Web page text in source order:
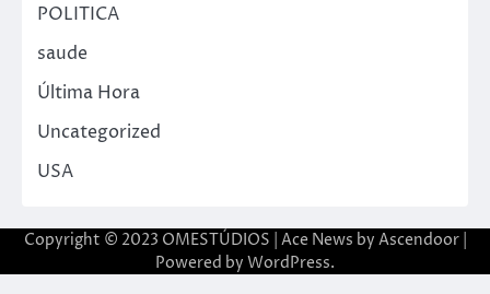
POLITICA
saude
Última Hora
Uncategorized
USA
Copyright © 2023 OMESTÚDIOS | Ace News by Ascendoor|
Powered by WordPress.